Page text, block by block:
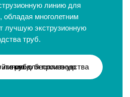
линию для
обладая многолетним
лучшую экструзионную
труб.
Разблокируйте свою бесплатную экструзионную линию для производства труб